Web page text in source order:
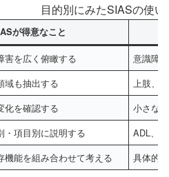
目的別にみたSIASの使い
が得意なこと
害を広く俯瞰する 意識障
域も抽出する 上肢、
化を確認する 小さな
・項目別に説明する ADL、
機能を組み合わせて考える 具体的